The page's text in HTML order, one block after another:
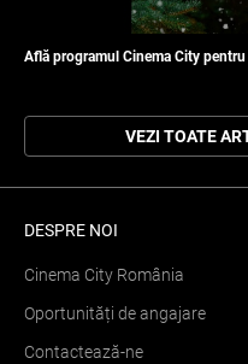
Află programul Cinema City
VEZI TOATE
DESPRE NOI
Cinema City România
Oportunități de angajare
Contactează-ne